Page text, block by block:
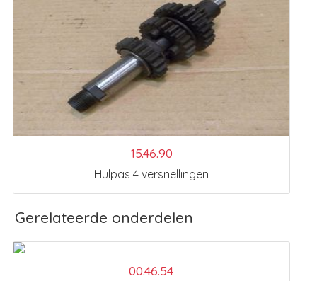
15.46.90
Hulpas 4 versnellingen
Gerelateerde onderdelen
00.46.54